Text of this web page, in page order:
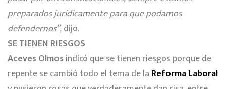
preparados jurídicamente para que podamos
defendernos”,dijo.
SE TIENEN RIESGOS
Aceves Olmos indicó que se tienen riesgos porque de
repente se cambió todo el tema de la Reforma Laboral